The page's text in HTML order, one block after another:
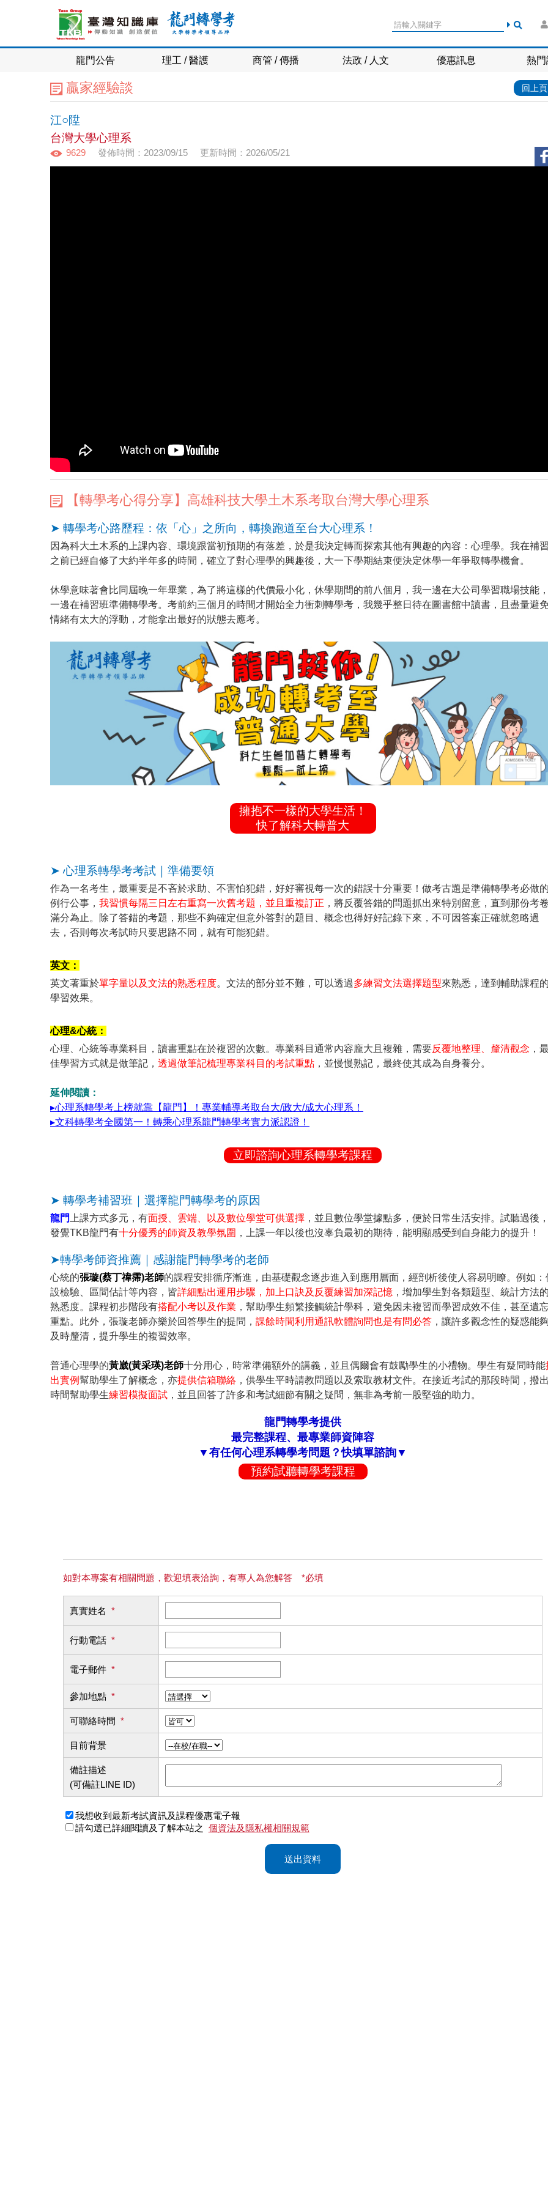
龍門公告 理工 / 醫護 商管 / 傳播 法政 / 人文 優惠訊息 熱
贏家經驗談 回上頁
江○陞
台灣大學心理系
9629 發佈時間：2023/09/15 更新時間：2026/05/21
【轉學考心得分享】高雄科技大學土木系考取台灣大學心理系
➤ 轉學考心路歷程：依「心」之所向，轉換跑道至台大心理系！
因為科大土木系的上課內容、環境跟當初預期的有落差，於是我決定轉而探索其他有興趣的內容：心理學。我在補
之前已經自修了大約半年多的時間，確立了對心理學的興趣後，大一下學期結束便決定休學一年爭取轉學機會。
休學意味著會比同屆晚一年畢業，為了將這樣的代價最小化，休學期間的前八個月，我一邊在大公司學習職場技能
一邊在補習班準備轉學考。考前約三個月的時間才開始全力衝刺轉學考，我幾乎整日待在圖書館中讀書，且盡量避
情緒有太大的浮動，才能拿出最好的狀態去應考。
擁抱不一樣的大學生活！
快了解科大轉普大
➤ 心理系轉學考考試｜準備要領
作為一名考生，最重要是不吝於求助、不害怕犯錯，好好審視每一次的錯誤十分重要！做考古題是準備轉學考必做
例行公事， 我習慣每隔三日左右重寫一次舊考題，並且重複訂正 ，將反覆答錯的問題抓出來特別留意，直到那份考
滿分為止。除了答錯的考題，那些不夠確定但意外答對的題目、概念也得好好記錄下來，不可因答案正確就忽略過
去，否則每次考試時只要思路不同，就有可能犯錯。
英文：
英文著重於單字量以及文法的熟悉程度。文法的部分並不難，可以透過多練習文法選擇題型來熟悉，達到輔助課程
學習效果。
心理&心統：
心理、心統等專業科目，讀書重點在於複習的次數。專業科目通常內容龐大且複雜，需要反覆地整理、釐清觀念 ，
佳學習方式就是做筆記， 透過做筆記梳理專業科目的考試重點 ，並慢慢熟記，最終使其成為自身養分。
延伸閱讀：
▸心理系轉學考上榜就靠【龍門】！專業輔導考取台大/政大/成大心理系！
▸文科轉學考全國第一！轉乘心理系龍門轉學考實力派認證！
立即諮詢心理系轉學考課程
➤ 轉學考補習班｜選擇龍門轉學考的原因
龍門 上課方式多元，有面授、雲端、以及數位學堂可供選擇 ，並且數位學堂據點多，便於日常生活安排。試聽過後
發覺TKB龍門有十分優秀的師資及教學氛圍 ，上課一年以後也沒辜負最初的期待，能明顯感受到自身能力的提升！
➤轉學考師資推薦｜感謝龍門轉學考的老師
心統的張璇(蔡丁禕霈)老師的課程安排循序漸進，由基礎觀念逐步進入到應用層面，經剖析後使人容易明瞭。例如：
設檢驗、區間估計等內容，皆詳細點出運用步驟，加上口訣及反覆練習加深記憶 ，增加學生對各類題型、統計方法
熟悉度。課程初步階段有搭配小考以及作業 ，幫助學生頻繁接觸統計學科，避免因未複習而學習成效不佳，甚至遺
重點。此外，張璇老師亦樂於回答學生的提問， 課餘時間利用通訊軟體詢問也是有問必答 ，讓許多觀念性的疑惑能
及時釐清，提升學生的複習效率。
普通心理學的黃崴(黃采瑛)老師十分用心，時常準備額外的講義，並且偶爾會有鼓勵學生的小禮物。學生有疑問時能
出實例幫助學生了解概念，亦提供信箱聯絡 ，供學生平時請教問題以及索取教材文件。在接近考試的那段時間，撥
時間幫助學生練習模擬面試 ，並且回答了許多和考試細節有關之疑問，無非為考前一股堅強的助力。
龍門轉學考提供
最完整課程、最專業師資陣容
▼有任何心理系轉學考問題？快填單諮詢▼
預約試聽轉學考課程
如對本專案有相關問題，歡迎填表洽詢，有專人為您解答 *必填
真實姓名 *
行動電話 *
電子郵件 *
參加地點 *
可聯絡時間 *
目前背景
備註描述
(可備註LINE ID)
我想收到最新考試資訊及課程優惠電子報
請勾選已詳細閱讀及了解本站之 個資法及隱私權相關規範
送出資料